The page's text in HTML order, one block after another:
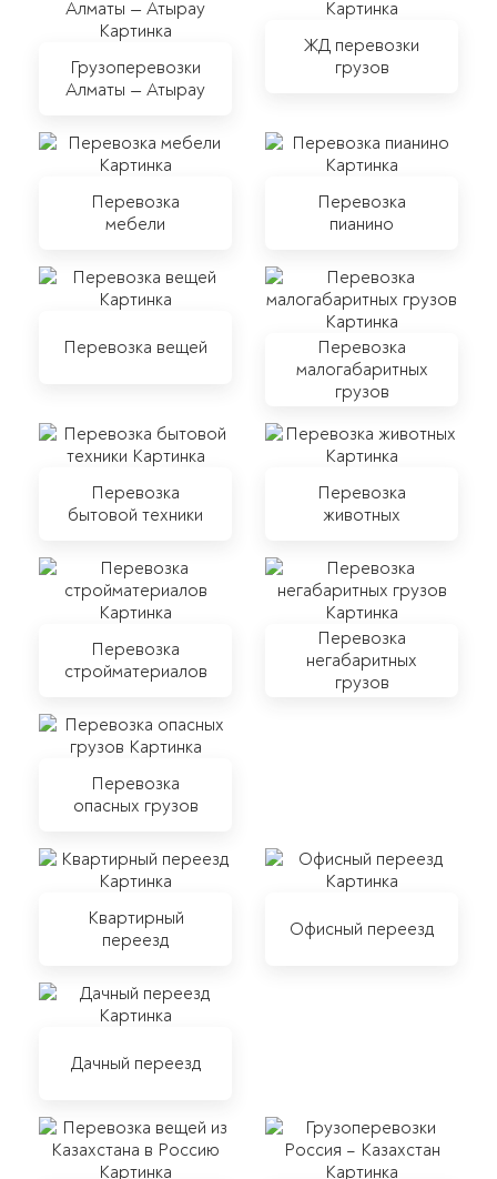
Грузоперевозки
Алматы — Атырау
ЖД перевозки
грузов
Перевозка
мебели
Перевозка
пианино
Перевозка вещей
Перевозка
малогабаритных
грузов
Перевозка
бытовой техники
Перевозка
животных
Перевозка
стройматериалов
Перевозка
негабаритных
грузов
Перевозка
опасных грузов
Квартирный
переезд
Офисный переезд
Дачный переезд